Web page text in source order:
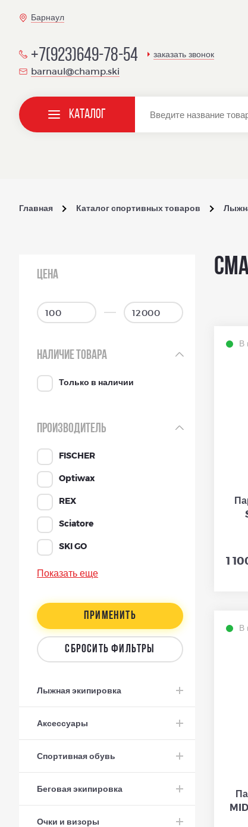
Барнаул
+7(923)649-78-54 заказать звонок
barnaul@champ.ski
Каталог
Главная Каталог спортивных товаров
Лыжная экипировка
Аксессуары
Спортивная обувь
Беговая экипировка
Очки и визоры
ЦЕНА
НАЛИЧИЕ ТОВАРА
Только в наличии
ПРОИЗВОДИТЕЛЬ
FISCHER
Optiwax
REX
Sciatore
SKI GO
Показать еще
ПРИМЕНИТЬ
СБРОСИТЬ ФИЛЬТРЫ
В
1
В